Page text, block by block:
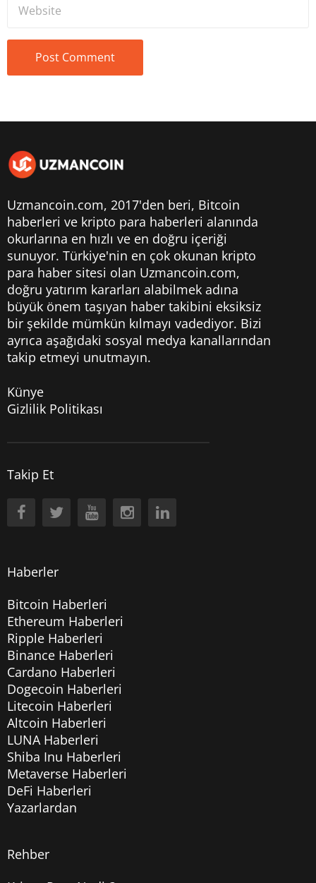
Uzmancoin.com, 2017'den beri, Bitcoin
haberleri ve kripto para haberleri alanında
okurlarına en hızlı ve en doğru içeriği
sunuyor. Türkiye'nin en çok okunan kripto
para haber sitesi olan Uzmancoin.com,
doğru yatırım kararları alabilmek adına
büyük önem taşıyan haber takibini eksiksiz
bir şekilde mümkün kılmayı vadediyor. Bizi
ayrıca aşağıdaki sosyal medya kanallarından
takip etmeyi unutmayın.
Künye
Gizlilik Politikası
Takip Et
Haberler
Bitcoin Haberleri
Ethereum Haberleri
Ripple Haberleri
Binance Haberleri
Cardano Haberleri
Dogecoin Haberleri
Litecoin Haberleri
Altcoin Haberleri
LUNA Haberleri
Shiba Inu Haberleri
Metaverse Haberleri
DeFi Haberleri
Yazarlardan
Rehber